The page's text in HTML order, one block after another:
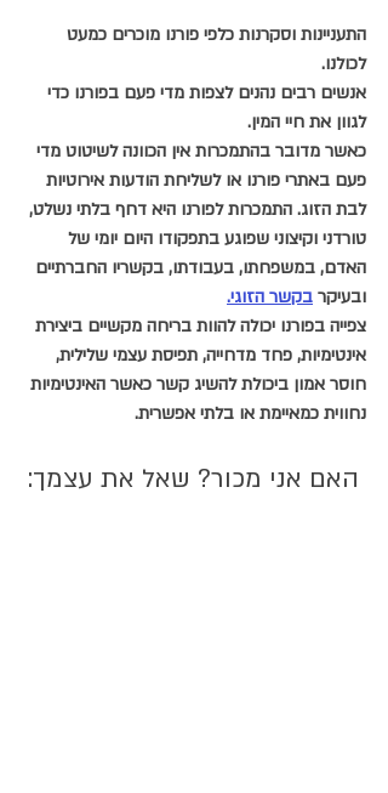
התעניינות וסקרנות כלפי פורנו מוכרים כמעט
לכולנו.
אנשים רבים נהנים לצפות מדי פעם בפורנו כדי
לגוון את חיי המין.
כאשר מדובר בהתמכרות אין הכוונה לשיטוט מדי
פעם באתרי פורנו או לשליחת הודעות אירוטיות
לבת הזוג. התמכרות לפורנו היא דחף בלתי נשלט,
טורדני וקיצוני שפוגע בתפקודו היום יומי של
האדם, במשפחתו, בעבודתו, בקשריו החברתיים
ובעיקר בקשר הזוגי.
צפייה בפורנו יכולה להוות בריחה מקשיים ביצירת
אינטימיות, פחד מדחייה, תפיסת עצמי שלילית,
חוסר אמון ביכולת להשיג קשר כאשר האינטימיות
נחווית כמאיימת או בלתי אפשרית.
האם אני מכור? שאל את עצמך: